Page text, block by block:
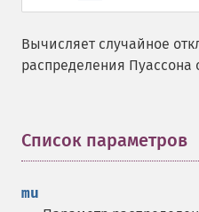
Вычисляет случайное
распределения Пуассона
Список параметров
mu